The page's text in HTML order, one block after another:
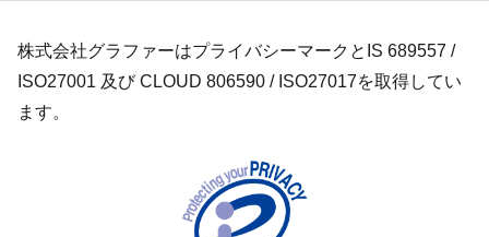
株式会社グラファーはプライバシーマークとIS 689557 /
ISO27001 及び CLOUD 806590 / ISO27017を取得してい
ます。